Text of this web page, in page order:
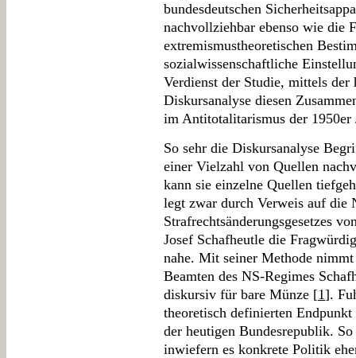
bundesdeutschen
nachvollziehbar ebenso wie die
extremismustheoretischen
sozialwissenschaftliche
Verdienst der Studie, mittels der
Diskursanalyse diesen
im Antitotalitarismus der 1950er
So sehr die Diskursanalyse
einer Vielzahl von Quellen
kann sie einzelne Quellen
legt zwar durch Verweis auf die
Strafrechtsänderungsgesetzes
Josef Schafheutle die
nahe. Mit seiner Methode
Beamten des NS-Regimes
diskursiv für bare Münze [1].
theoretisch definierten
der heutigen Bundesrepublik.
inwiefern es konkrete Politik